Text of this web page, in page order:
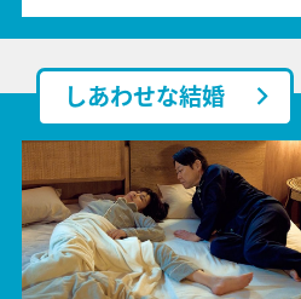
しあわせな結婚